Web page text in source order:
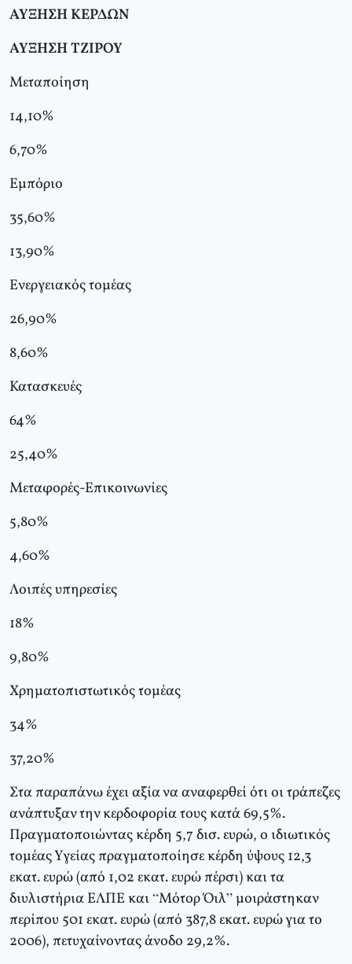
ΑΥΞΗΣΗ ΚΕΡΔΩΝ
ΑΥΞΗΣΗ ΤΖΙΡΟΥ
Μεταποίηση
14,10%
6,70%
Εμπόριο
35,60%
13,90%
Ενεργειακός τομέας
26,90%
8,60%
Κατασκευές
64%
25,40%
Μεταφορές-Επικοινωνίες
5,80%
4,60%
Λοιπές υπηρεσίες
18%
9,80%
Χρηματοπιστωτικός τομέας
34%
37,20%
Στα παραπάνω έχει αξία να αναφερθεί ότι οι τράπεζες
ανάπτυξαν την κερδοφορία τους κατά 69,5%.
Πραγματοποιώντας κέρδη 5,7 δισ. ευρώ, ο ιδιωτικός
τομέας Υγείας πραγματοποίησε κέρδη ύψους 12,3
εκατ. ευρώ (από 1,02 εκατ. ευρώ πέρσι) και τα
διυλιστήρια ΕΛΠΕ και “Μότορ Όιλ” μοιράστηκαν
περίπου 501 εκατ. ευρώ (από 387,8 εκατ. ευρώ για το
2006), πετυχαίνοντας άνοδο 29,2%.